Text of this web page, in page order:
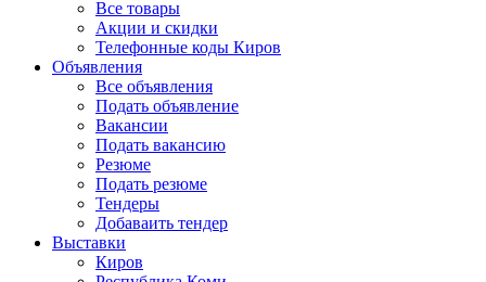
Все товары
Акции и скидки
Телефонные коды Киров
Объявления
Все объявления
Подать объявление
Вакансии
Подать вакансию
Резюме
Подать резюме
Тендеры
Добаваить тендер
Выставки
Киров